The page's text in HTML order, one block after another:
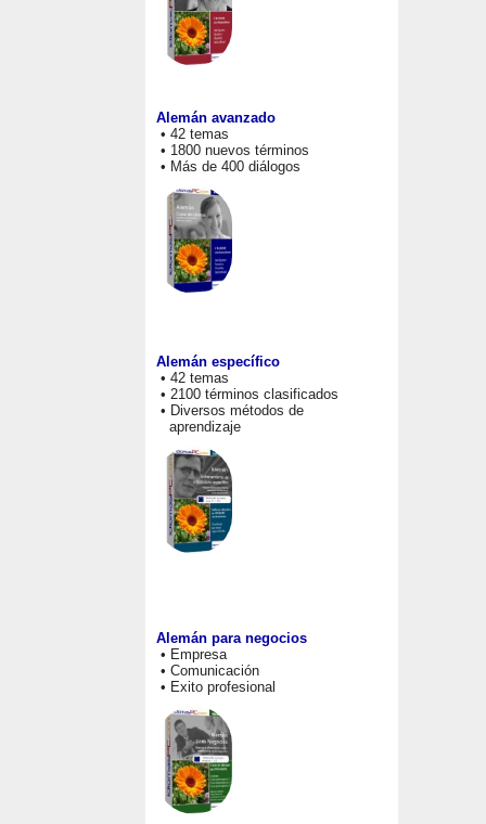
Alemán avanzado
• 42 temas
• 1800 nuevos términos
• Más de 400 diálogos
Alemán específico
• 42 temas
• 2100 términos clasificados
• Diversos métodos de
aprendizaje
Alemán para negocios
• Empresa
• Comunicación
• Exito profesional